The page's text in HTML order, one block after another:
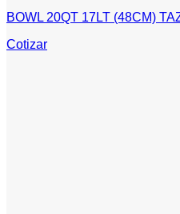
BOWL 20QT 17LT (48CM)
Cotizar